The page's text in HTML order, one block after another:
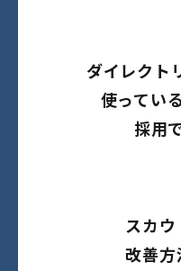
ダイレクト
使ってい
採用
スカ
改善方